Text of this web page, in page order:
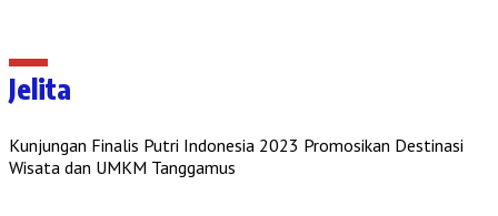
Jelita
Kunjungan Finalis Putri Indonesia 2023 Promosikan Destinasi
Wisata dan UMKM Tanggamus